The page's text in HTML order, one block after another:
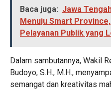
Baca juga: Jawa
Menuju Smart
Pelayanan Publik yang
Dalam sambutannya, Wakil
Budoyo, S.H., M.H.,
semangat dan kreativitas